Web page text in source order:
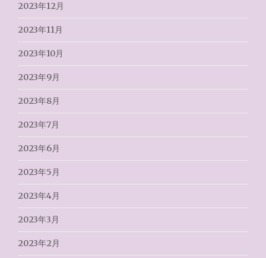
2023年12月
2023年11月
2023年10月
2023年9月
2023年8月
2023年7月
2023年6月
2023年5月
2023年4月
2023年3月
2023年2月